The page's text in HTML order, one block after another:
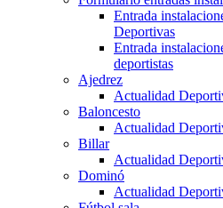
Entrada
Deportivas
Entrada
deportistas
Ajedrez
Actualidad
Baloncesto
Actualidad
Billar
Actualidad
Dominó
Actualidad